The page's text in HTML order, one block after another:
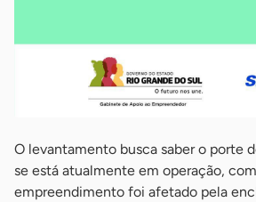
O levantamento busca saber o porte
se está atualmente em operação,
empreendimento foi afetado pela